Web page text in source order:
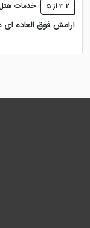
3.2 از 5 خدمات
ارامش فوق العاده